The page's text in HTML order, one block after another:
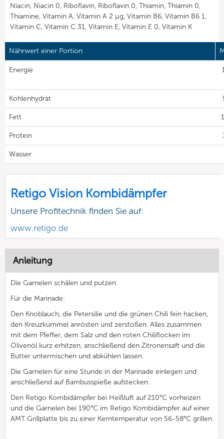
Niacin, Niacin 0, Riboflavin, Riboflavin 0, Thiamin, Thiamin 0,
Thiamine, Vitamin A, Vitamin A 2 µg, Vitamin B6, Vitamin B6 1,
Vitamin C, Vitamin C 31, Vitamin E, Vitamin E 0, Vitamin K
Nährwert einer Portion
Energie
Kohlenhydrat
Fett
Protein
Wasser
Retigo Vision Kombidämpfer
Unsere Profitechnik finden Sie auf:
www.retigo.de
Anleitung
Die Garnelen schälen und putzen.
Für die Marinade:
Den Knoblauch, die Petersilie und die grünen Chili fein hacken,
den Kreuzkümmel anrösten und zerstoßen. Alles zusammen
mit dem Pfeffer, dem Salz und den roten Chiliflocken im
Olivenöl kurz erhitzen, anschließend den Zitronensaft und die
Butter untermischen und abkühlen lassen.
Die Garnelen für eine Stunde in der Marinade einlegen und
anschließend auf Bambusspieße aufstecken.
Den Retigo Kombidämpfer bei Heißluft auf 210°C vorheizen
und die Garnelen bei 190°C im Retigo Kombidämpfer auf einer
AMT Grillplatte bis zu einer Kerntemperatur von 56-58°C grillen.